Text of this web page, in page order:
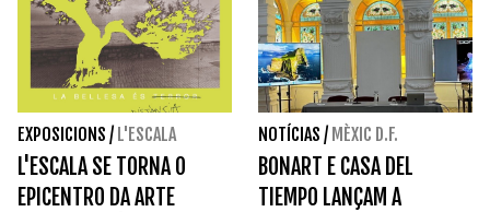
EXPOSICIONS / L'ESCALA
L'ESCALA SE TORNA O
EPICENTRO DA ARTE
NOTÍCIAS / MÈXIC D.F.
BONART E CASA DEL
TIEMPO LANÇAM A